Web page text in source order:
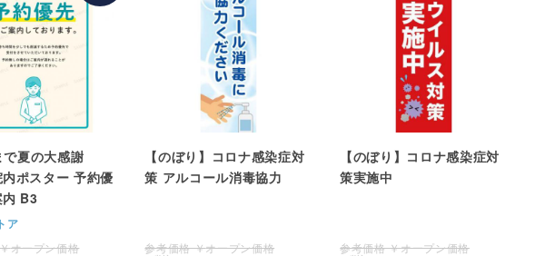
で夏の大感謝
ポスター 予約優
B3
ア
オープン価格
【のぼり】コロナ感染症対
策 アルコール消毒協力
オープン価格
【のぼり】コロナ感染症対
策実施中
オープン価格